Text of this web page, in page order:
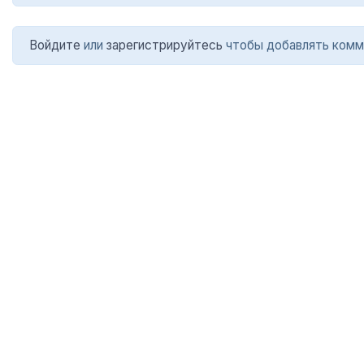
Войдите или зарегистрируйтесь чтобы добавлять